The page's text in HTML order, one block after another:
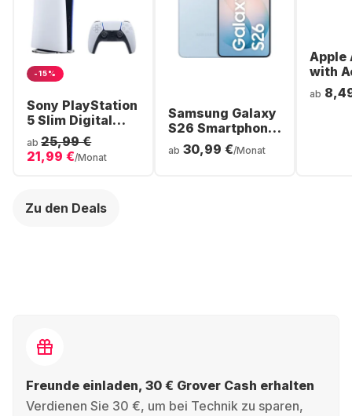
-15%
Sony PlayStation
5 Slim Digital
Console
ab 25,99 €
21,99 €/Monat
Samsung Galaxy
S26 Smartphone
- 256GB - Dual
SIM
ab 30,99 €/Monat
Apple
with
Noise
ab
Zu den Deals
Freunde einladen, 30 € Grover Cash erhalten
Verdienen Sie 30 €, um bei Technik zu sparen,